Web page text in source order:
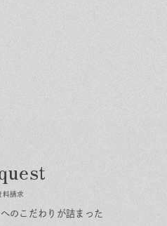
料請求
のこだわりが詰まった